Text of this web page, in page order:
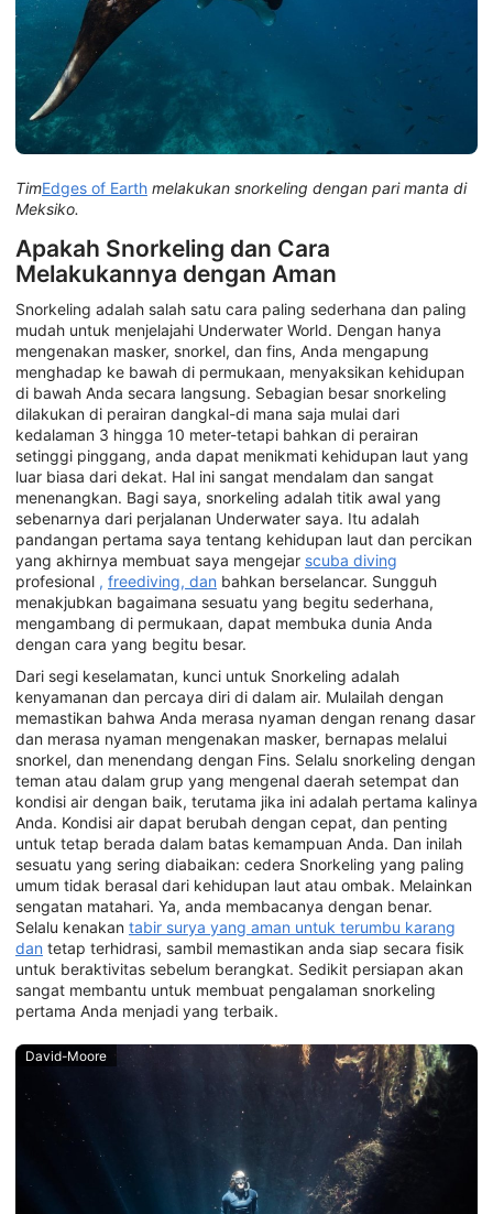
TimEdges of Earth melakukan snorkeling dengan pari manta di
Meksiko.
Apakah Snorkeling dan Cara
Melakukannya dengan Aman
Snorkeling adalah salah satu cara paling sederhana dan paling
mudah untuk menjelajahi Underwater World. Dengan hanya
mengenakan masker, snorkel, dan fins, Anda mengapung
menghadap ke bawah di permukaan, menyaksikan kehidupan
di bawah Anda secara langsung. Sebagian besar snorkeling
dilakukan di perairan dangkal-di mana saja mulai dari
kedalaman 3 hingga 10 meter-tetapi bahkan di perairan
setinggi pinggang, anda dapat menikmati kehidupan laut yang
luar biasa dari dekat. Hal ini sangat mendalam dan sangat
menenangkan. Bagi saya, snorkeling adalah titik awal yang
sebenarnya dari perjalanan Underwater saya. Itu adalah
pandangan pertama saya tentang kehidupan laut dan percikan
yang akhirnya membuat saya mengejar scuba diving
profesional , freediving, dan bahkan berselancar. Sungguh
menakjubkan bagaimana sesuatu yang begitu sederhana,
mengambang di permukaan, dapat membuka dunia Anda
dengan cara yang begitu besar.
Dari segi keselamatan, kunci untuk Snorkeling adalah
kenyamanan dan percaya diri di dalam air. Mulailah dengan
memastikan bahwa Anda merasa nyaman dengan renang dasar
dan merasa nyaman mengenakan masker, bernapas melalui
snorkel, dan menendang dengan Fins. Selalu snorkeling dengan
teman atau dalam grup yang mengenal daerah setempat dan
kondisi air dengan baik, terutama jika ini adalah pertama kalinya
Anda. Kondisi air dapat berubah dengan cepat, dan penting
untuk tetap berada dalam batas kemampuan Anda. Dan inilah
sesuatu yang sering diabaikan: cedera Snorkeling yang paling
umum tidak berasal dari kehidupan laut atau ombak. Melainkan
sengatan matahari. Ya, anda membacanya dengan benar.
Selalu kenakan tabir surya yang aman untuk terumbu karang
dan tetap terhidrasi, sambil memastikan anda siap secara fisik
untuk beraktivitas sebelum berangkat. Sedikit persiapan akan
sangat membantu untuk membuat pengalaman snorkeling
pertama Anda menjadi yang terbaik.
David-Moore